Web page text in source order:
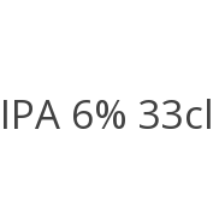
6% 33cl